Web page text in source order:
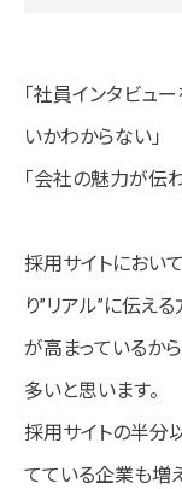
4. 社員のモ
採用サイトにおけ
STEP01.採
STEP03.質問
STEP04.取材
最初にするこ
「社員インタビュ
いかわからない」
「会社の魅力が伝
採用サイトにおい
り”リアル”に伝え
が高まっているか
多いと思います。
採用サイトの半分
てている企業も増